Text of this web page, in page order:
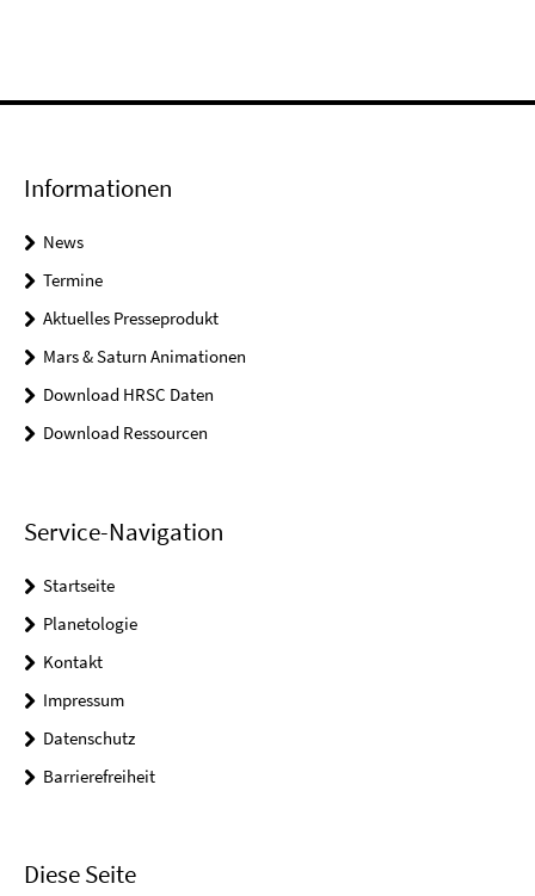
Informationen
News
Termine
Aktuelles Presseprodukt
Mars & Saturn Animationen
Download HRSC Daten
Download Ressourcen
Service-Navigation
Startseite
Planetologie
Kontakt
Impressum
Datenschutz
Barrierefreiheit
Diese Seite